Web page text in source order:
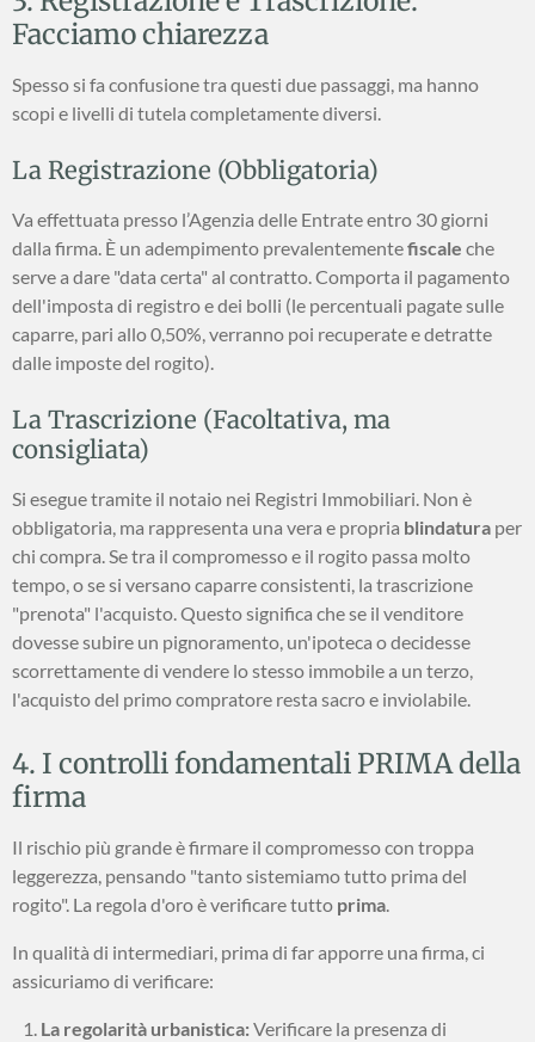
Facciamo chiarezza
Spesso si fa confusione tra questi due passaggi, ma hanno
scopi e livelli di tutela completamente diversi.
La Registrazione (Obbligatoria)
Va effettuata presso l’Agenzia delle Entrate entro 30 giorni
dalla firma. È un adempimento prevalentementefiscale che
serve a dare "data certa" al contratto. Comporta il pagamento
dell'imposta di registro e dei bolli (le percentuali pagate sulle
caparre, pari allo 0,50%, verranno poi recuperate e detratte
dalle imposte del rogito).
La Trascrizione (Facoltativa, ma
consigliata)
Si esegue tramite il notaio nei Registri Immobiliari. Non è
obbligatoria, ma rappresenta una vera e propria blindatura per
chi compra. Se tra il compromesso e il rogito passa molto
tempo, o se si versano caparre consistenti, la trascrizione
"prenota" l'acquisto. Questo significa che se il venditore
dovesse subire un pignoramento, un'ipoteca o decidesse
scorrettamente di vendere lo stesso immobile a un terzo,
l'acquisto del primo compratore resta sacro e inviolabile.
4. I controlli fondamentali PRIMA della
firma
Il rischio più grande è firmare il compromesso con troppa
leggerezza, pensando "tanto sistemiamo tutto prima del
rogito". La regola d'oro è verificare tutto prima.
In qualità di intermediari, prima di far apporre una firma, ci
assicuriamo di verificare:
La regolarità urbanistica:Verificare la presenza di